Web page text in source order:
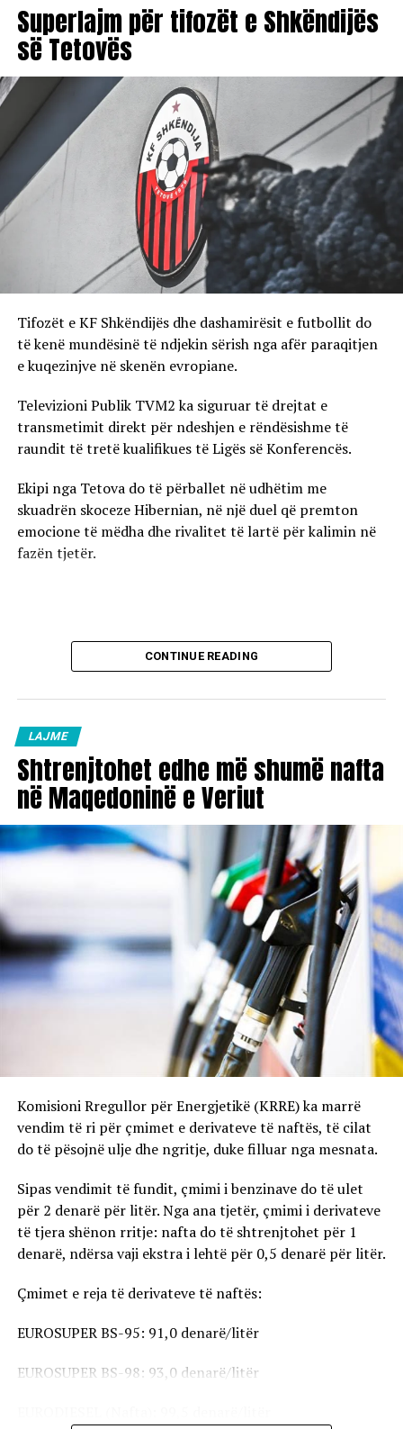
Superlajm për tifozët e Shkëndijës
së Tetovës
Tifozët e KF Shkëndijës dhe dashamirësit e futbollit do
të kenë mundësinë të ndjekin sërish nga afër paraqitjen
e kuqezinjve në skenën evropiane.
Televizioni Publik TVM2 ka siguruar të drejtat e
transmetimit direkt për ndeshjen e rëndësishme të
raundit të tretë kualifikues të Ligës së Konferencës.
Ekipi nga Tetova do të përballet në udhëtim me
skuadrën skoceze Hibernian, në një duel që premton
emocione të mëdha dhe rivalitet të lartë për kalimin në
fazën tjetër.
CONTINUE READING
LAJME
Shtrenjtohet edhe më shumë nafta
në Maqedoninë e Veriut
Komisioni Rregullor për Energjetikë (KRRE) ka marrë
vendim të ri për çmimet e derivateve të naftës, të cilat
do të pësojnë ulje dhe ngritje, duke filluar nga mesnata.
Sipas vendimit të fundit, çmimi i benzinave do të ulet
për 2 denarë për litër. Nga ana tjetër, çmimi i derivateve
të tjera shënon rritje: nafta do të shtrenjtohet për 1
denarë, ndërsa vaji ekstra i lehtë për 0,5 denarë për litër.
Çmimet e reja të derivateve të naftës:
EUROSUPER BS-95: 91,0 denarë/litër
EUROSUPER BS-98: 93,0 denarë/litër